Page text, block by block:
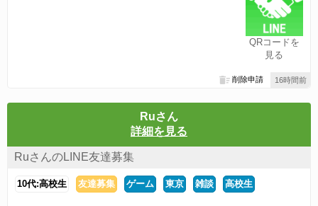
QRコードを
見る
16時間前
削除申請
Ruさん
詳細を見る
RuさんのLINE友達募集
10代:高校生 友達募集 ゲーム 東京 雑談 高校生